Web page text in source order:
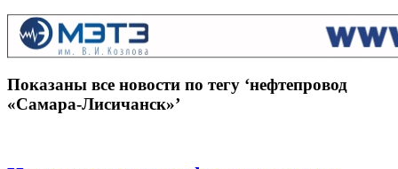
Показаны все новости по тегу ‘нефтепровод
«Самара-Лисичанск»’